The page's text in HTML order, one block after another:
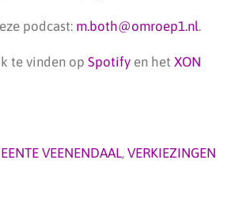
podcast: m.both@omroep1.nl.
te vinden op Spotify en het XON
VEENENDAAL, VERKIEZINGEN